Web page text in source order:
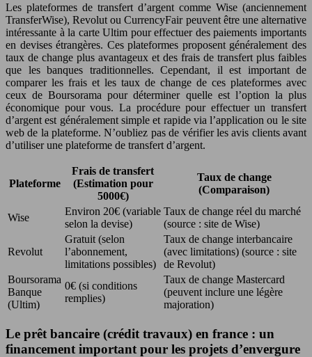
Les plateformes de transfert d’argent comme Wise (anciennement
TransferWise), Revolut ou CurrencyFair peuvent être une alternative
intéressante à la carte Ultim pour effectuer des paiements importants
en devises étrangères. Ces plateformes proposent généralement des
taux de change plus avantageux et des frais de transfert plus faibles
que les banques traditionnelles. Cependant, il est important de
comparer les frais et les taux de change de ces plateformes avec
ceux de Boursorama pour déterminer quelle est l’option la plus
économique pour vous. La procédure pour effectuer un transfert
d’argent est généralement simple et rapide via l’application ou le site
web de la plateforme. N’oubliez pas de vérifier les avis clients avant
d’utiliser une plateforme de transfert d’argent.
Plateforme
Frais de transfert
(Estimation pour
5000€)
Taux de change
(Comparaison)
Wise
Environ 20€ (variable
selon la devise)
Taux de change réel du marché
(source : site de Wise)
Revolut
Gratuit (selon
l’abonnement,
limitations possibles)
Taux de change interbancaire
(avec limitations) (source : site
de Revolut)
Boursorama
Banque
(Ultim)
0€ (si conditions
remplies)
Taux de change Mastercard
(peuvent inclure une légère
majoration)
Le prêt bancaire (crédit travaux) en france : un
financement important pour les projets d’envergure